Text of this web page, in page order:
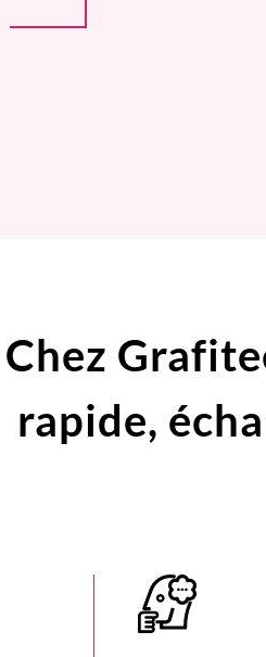
Chez
rapide,